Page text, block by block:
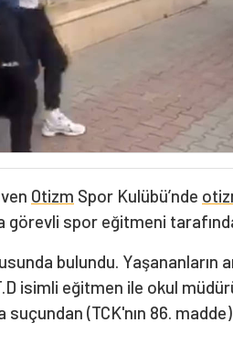
Otizm Spor Kulübü’nde
görevli spor eğitmeni
bulundu. Yaşananların
isimli eğitmen ile okul
suçundan (TCK'nın 86.